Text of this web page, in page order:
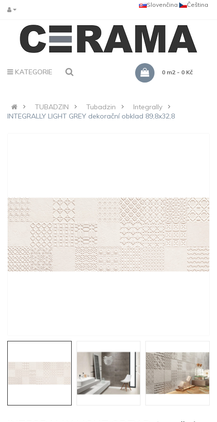
Čeština
Slovenčina
KATEGORIE 0 m2 - 0 Kč
TUBADZIN Tubadzin
Integrally
INTEGRALLY LIGHT GREY dekorační obklad 89,8x32,8